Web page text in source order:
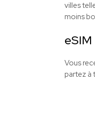
villes
moins
eSIM
Vous
partez à